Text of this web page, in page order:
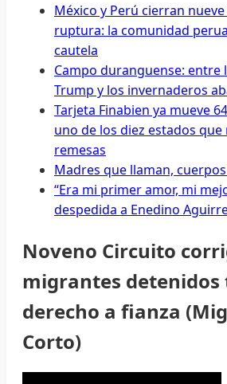
México y Perú cierran
ruptura: la comunidad
cautela
Campo duranguense: entre
Trump y los invernaderos
Tarjeta Finabien ya mueve
uno de los diez estados que
remesas
Madres que llaman,
“Era mi primer amor, mi
despedida a Enedino
Noveno Circuito
migrantes detenidos
derecho a fianza
Corto)